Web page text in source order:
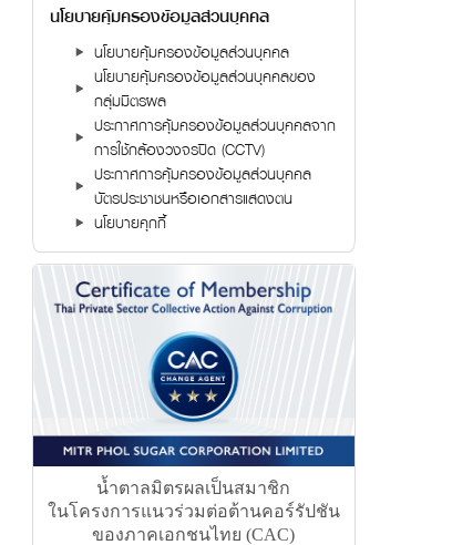
นโยบายคุ้มครองข้อมูลส่วนบุคคล
นโยบายคุ้มครองข้อมูลส่วนบุคคล
นโยบายคุ้มครองข้อมูลส่วนบุคคลของ
กลุ่มมิตรผล
ประกาศการคุ้มครองข้อมูลส่วนบุคคลจาก
การใช้กล้องวงจรปิด (CCTV)
ประกาศการคุ้มครองข้อมูลส่วนบุคคล
บัตรประชาชนหรือเอกสารแสดงตน
นโยบายคุกกี้
น้ำตาลมิตรผลเป็นสมาชิก
ในโครงการแนวร่วมต่อต้านคอร์รัปชัน
ของภาคเอกชนไทย (CAC)